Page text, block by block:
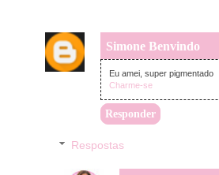
Simone Benvindo
Eu amei, super pigmentado
Charme-se
Responder
Respostas